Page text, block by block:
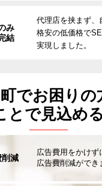
み
結
代理店を挟まず、
格安の低価格で
実現しました。
でお困りの
とで見込め
削減
広告費用をかけず
広告費削減ができ